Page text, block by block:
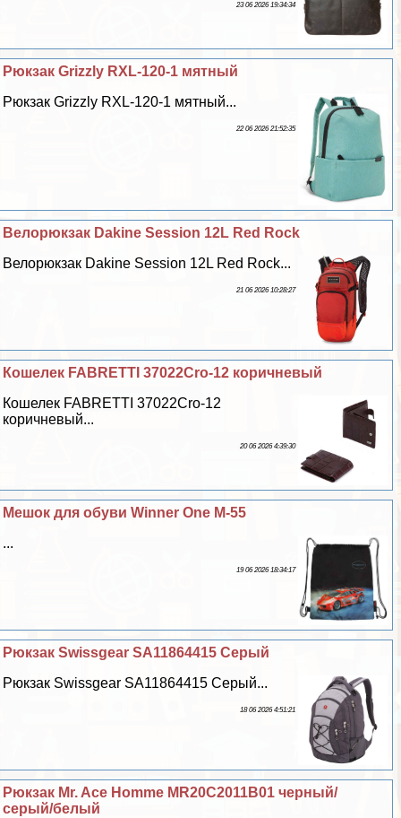
23 06 2026 19:34:34
Рюкзак Grizzly RXL-120-1 мятный
Рюкзак Grizzly RXL-120-1 мятный...
22 06 2026 21:52:35
Велорюкзак Dakine Session 12L Red Rock
Велорюкзак Dakine Session 12L Red Rock...
21 06 2026 10:28:27
Кошелек FABRETTI 37022Cro-12 коричневый
Кошелек FABRETTI 37022Cro-12
коричневый...
20 06 2026 4:39:30
Мешок для обуви Winner One M-55
...
19 06 2026 18:34:17
Рюкзак Swissgear SA11864415 Серый
Рюкзак Swissgear SA11864415 Серый...
18 06 2026 4:51:21
Рюкзак Mr. Ace Homme MR20C2011B01 черный/
серый/белый